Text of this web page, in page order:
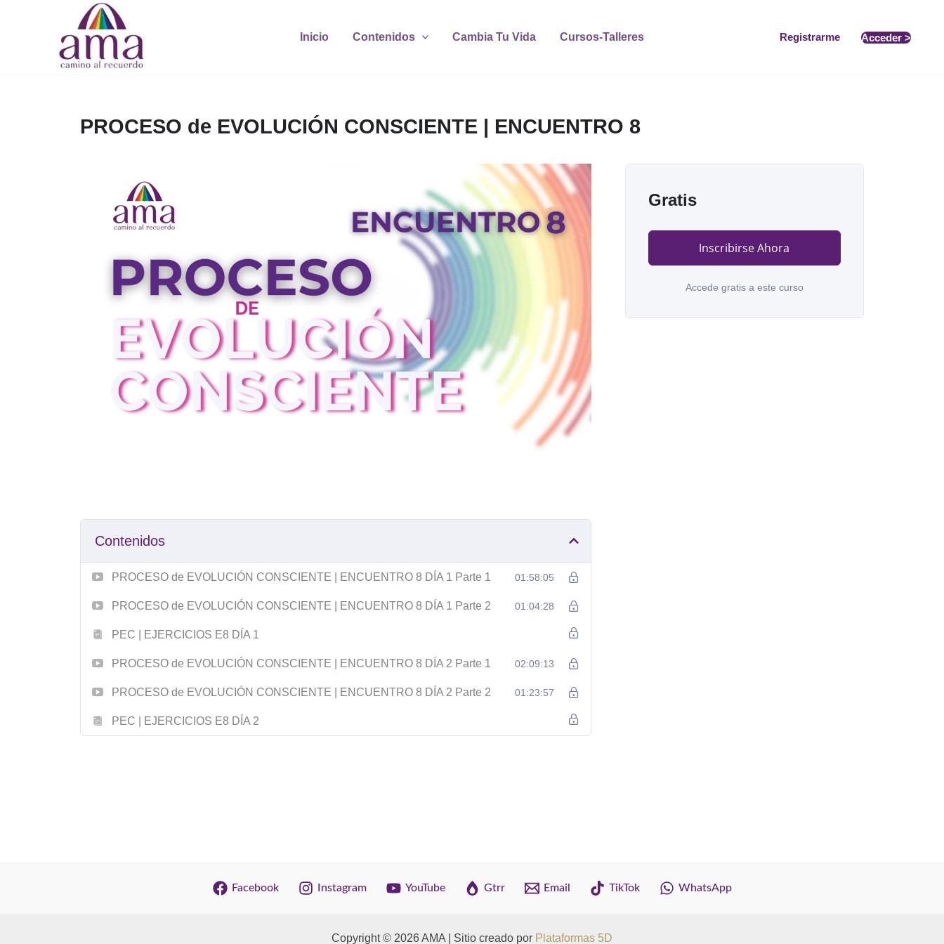
Inicio Contenidos Cambia Tu Vida Cursos-Talleres Registrarme Acceder >
PROCESO de EVOLUCIÓN CONSCIENTE | ENCUENTRO 8
Contenidos
PROCESO de EVOLUCIÓN CONSCIENTE | ENCUENTRO 8 DÍA 1 Parte 1 01:58:05
PROCESO de EVOLUCIÓN CONSCIENTE | ENCUENTRO 8 DÍA 1 Parte 2 01:04:28
PEC | EJERCICIOS E8 DÍA 1
PROCESO de EVOLUCIÓN CONSCIENTE | ENCUENTRO 8 DÍA 2 Parte 1 02:09:13
PROCESO de EVOLUCIÓN CONSCIENTE | ENCUENTRO 8 DÍA 2 Parte 2 01:23:57
PEC | EJERCICIOS E8 DÍA 2
Gratis
Inscribirse Ahora
Accede gratis a este curso
Facebook Instagram YouTube Gtrr Email TikTok WhatsApp
Copyright © 2026 AMA | Sitio creado por Plataformas 5D